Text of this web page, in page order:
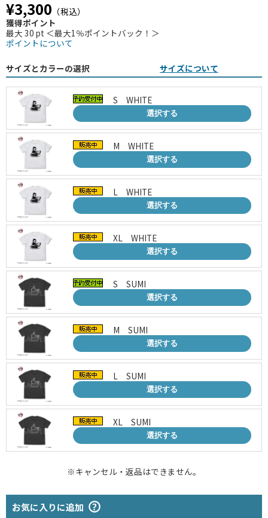
¥3,300 （税込）
獲得ポイント
最大 30 pt ＜最大1％ポイントバック！＞
ポイントについて
サイズとカラーの選択 サイズについて
S WHITE
選択する
M WHITE
選択する
L WHITE
選択する
XL WHITE
選択する
S SUMI
選択する
M SUMI
選択する
L SUMI
選択する
XL SUMI
選択する
※キャンセル・返品はできません。
お気に入りに追加